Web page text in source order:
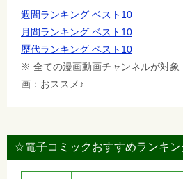
週間ランキング ベスト10
月間ランキング ベスト10
歴代ランキング ベスト10
※ 全ての漫画動画チャンネルが対
画：おススメ♪
☆電子コミックおすすめランキン